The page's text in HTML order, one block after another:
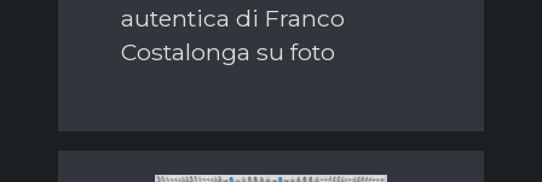
autentica di Franco
Costalonga su foto